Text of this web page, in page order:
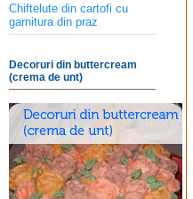
Chiftelute din cartofi cu
garnitura din praz
Decoruri din buttercream
(crema de unt)